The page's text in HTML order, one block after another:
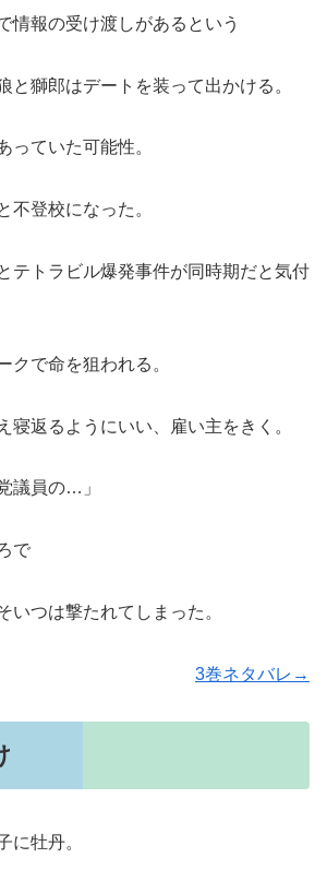
情報の受け渡しがあるという
と獅郎はデートを装って出かける。
っていた可能性。
不登校になった。
テトラビル爆発事件が同時期だと気付
クで命を狙われる。
寝返るようにいい、雇い主をきく。
議員の…」
で
いつは撃たれてしまった。
3巻ネタバレ→
に牡丹。